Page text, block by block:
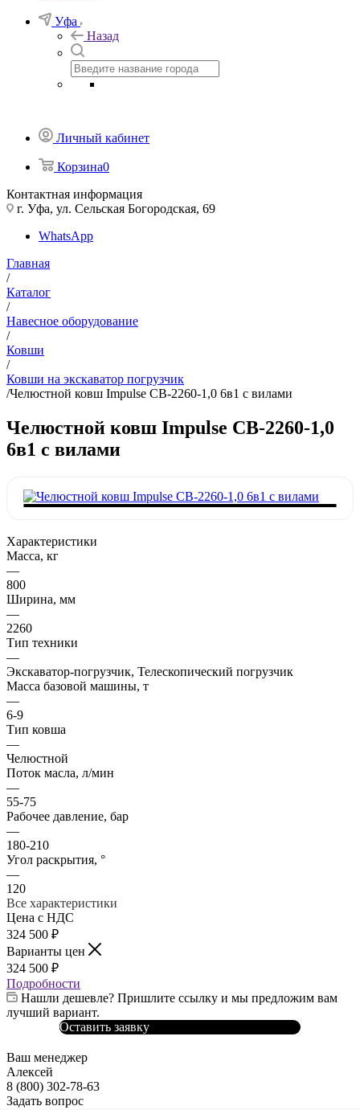
Уфа
Назад
Личный кабинет
Корзина0
Контактная информация
г. Уфа, ул. Сельская Богородская, 69
WhatsApp
Главная
/
Каталог
/
Навесное оборудование
/
Ковши
/
Ковши на экскаватор погрузчик
/Челюстной ковш Impulse CB-2260-1,0 6в1 с вилами
Челюстной ковш Impulse CB-2260-1,0
6в1 с вилами
Характеристики
Масса, кг
—
800
Ширина, мм
—
2260
Тип техники
—
Экскаватор-погрузчик, Телескопический погрузчик
Масса базовой машины, т
—
6-9
Тип ковша
—
Челюстной
Поток масла, л/мин
—
55-75
Рабочее давление, бар
—
180-210
Угол раскрытия, °
—
120
Все характеристики
Цена с НДС
324 500 ₽
Варианты цен
324 500 ₽
Подробности
Нашли дешевле? Пришлите ссылку и мы предложим вам
лучший вариант.
Оставить заявку
Ваш менеджер
Алексей
8 (800) 302-78-63
Задать вопрос